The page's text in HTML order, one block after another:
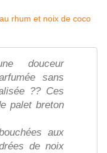
douceur
sans
?? Ces
palet breton
aux
de noix